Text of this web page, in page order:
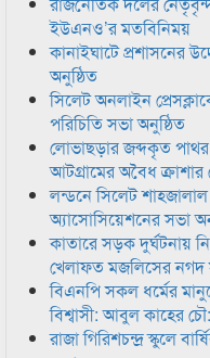
ইউএনও’র মতবিনিময়
কানাইঘাটে প্রশাসনের
অনুষ্ঠিত
সিলেট অনলাইন
পরিচিতি সভা অনুষ্ঠিত
লোভাছড়ার জব্দকৃত পাথর
আটগ্রামের অবৈধ
লন্ডনে সিলেট
অ্যাসোসিয়েশনের সভা
কাতারে সড়ক দুর্ঘটনায়
খেলাফত মজলিসের নগদ
বিএনপি সকল ধর্মের
বিশ্বাসী: আবুল কাহের
রাজা গিরিশচন্দ্র স্কুলে